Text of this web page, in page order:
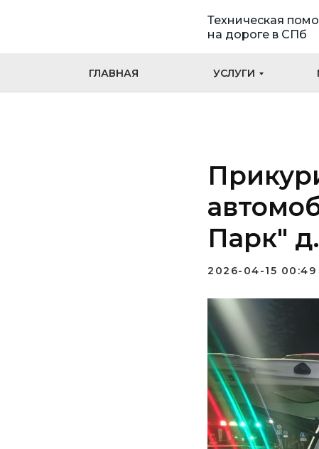
ГЛАВНАЯ УСЛУГИ
Техническая
на дороге в СПб
Парк"
2026-04-15 00:49